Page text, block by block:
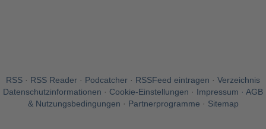
RSS · RSS Reader · Podcatcher · RSSFeed eintragen · Verzeichnis
Datenschutzinformationen · Cookie-Einstellungen · Impressum · AGB
& Nutzungsbedingungen · Partnerprogramme · Sitemap